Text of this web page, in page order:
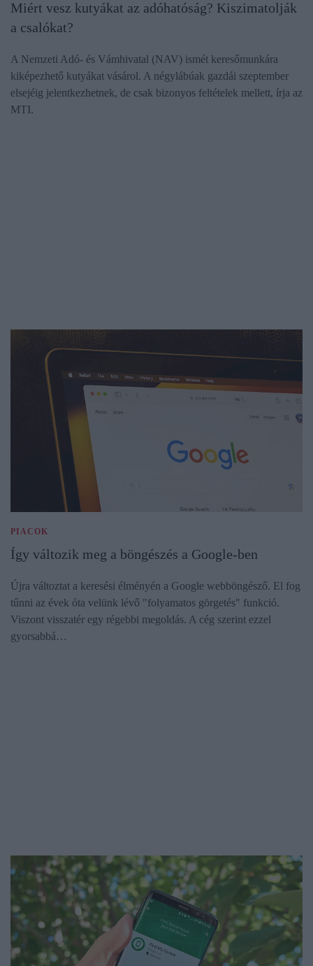
Miért vesz kutyákat az adóhatóság? Kiszimatolják
a csalókat?
A Nemzeti Adó- és Vámhivatal (NAV) ismét keresőmunkára
kiképezhető kutyákat vásárol. A négylábúak gazdái szeptember
elsejéig jelentkezhetnek, de csak bizonyos feltételek mellett, írja az
MTI.
PIACOK
Így változik meg a böngészés a Google-ben
Újra változtat a keresési élményén a Google webböngésző. El fog
tűnni az évek óta velünk lévő "folyamatos görgetés" funkció.
Viszont visszatér egy régebbi megoldás. A cég szerint ezzel
gyorsabbá…